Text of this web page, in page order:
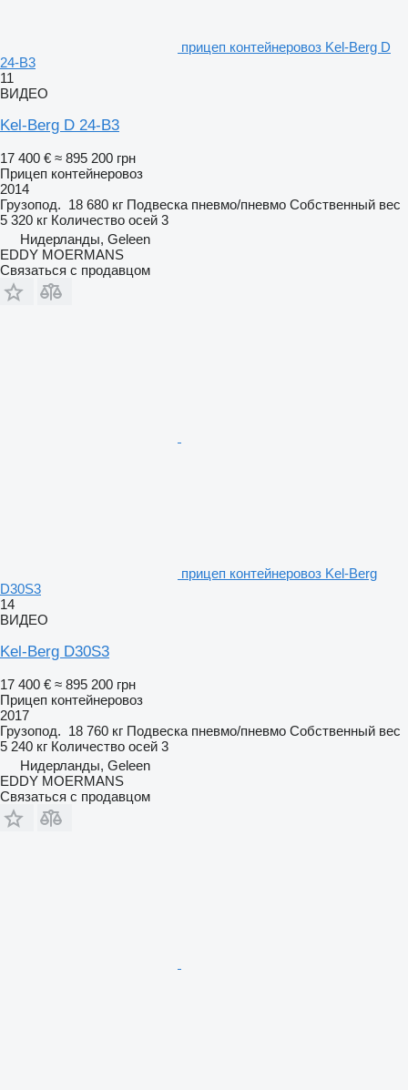
прицеп контейнеровоз Kel-Berg D
24-B3
11
ВИДЕО
Kel-Berg D 24-B3
17 400 € ≈ 895 200 грн
Прицеп контейнеровоз
2014
Грузопод. 18 680 кг Подвеска пневмо/пневмо Собственный вес
5 320 кг Количество осей 3
Нидерланды, Geleen
EDDY MOERMANS
Связаться с продавцом
прицеп контейнеровоз Kel-Berg
D30S3
14
ВИДЕО
Kel-Berg D30S3
17 400 € ≈ 895 200 грн
Прицеп контейнеровоз
2017
Грузопод. 18 760 кг Подвеска пневмо/пневмо Собственный вес
5 240 кг Количество осей 3
Нидерланды, Geleen
EDDY MOERMANS
Связаться с продавцом